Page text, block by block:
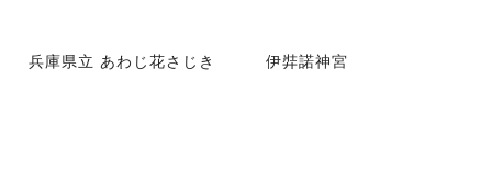
兵庫県立 あわじ花さじき 伊弉諾神宮